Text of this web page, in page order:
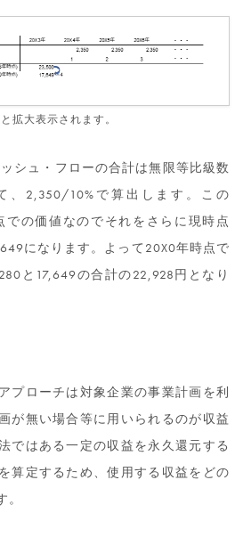
拡大表示されます。
シュ・フローの合計は無限等比級数
、2,350/10%で算出します。この
での価値なのでそれをさらに現時点
になります。よって20X0年時点で
と17,649の合計の22,928円となり
プローチは対象企業の事業計画を利
が無い場合等に用いられるのが収益
ではある一定の収益を永久還元する
算定するため、使用する収益をどの